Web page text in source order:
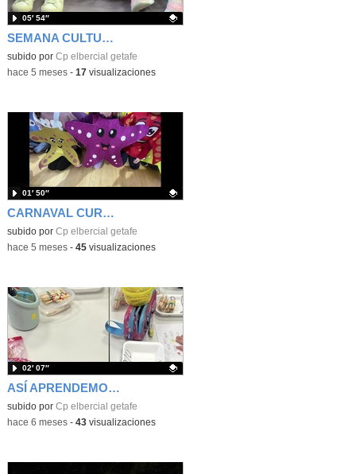
SEMANA CULTURAL
Contenido educativo.
subido por Cp elbercial getafe
05′ 54″
-hace 5 meses- 17 visualizaciones
CARNAVAL CURSO 2025-26
Contenido educativo.
subido por Cp elbercial getafe
01′ 50″
-hace 5 meses- 45visualizaciones
ASÍ APRENDEMOS EN EL CEIP EL BERCIAL
Contenido educativo.
subido por Cp elbercial getafe
02′ 07″
-hace 6 meses- 43visualizaciones